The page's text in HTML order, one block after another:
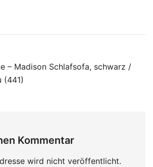
– Madison Schlafsofa, schwarz /
(441)
Kommentar
wird nicht veröffentlicht.